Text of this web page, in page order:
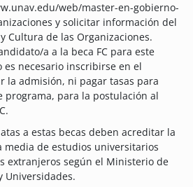
web/master-en-gobierno-
y solicitar información del
Cultura de las Organizaciones.
a a la beca FC para este
es necesario inscribirse en el
la admisión, ni pagar tasas para
programa, para la postulación al
a estas becas deben acreditar la
media de estudios universitarios
extranjeros según el Ministerio de
Universidades.